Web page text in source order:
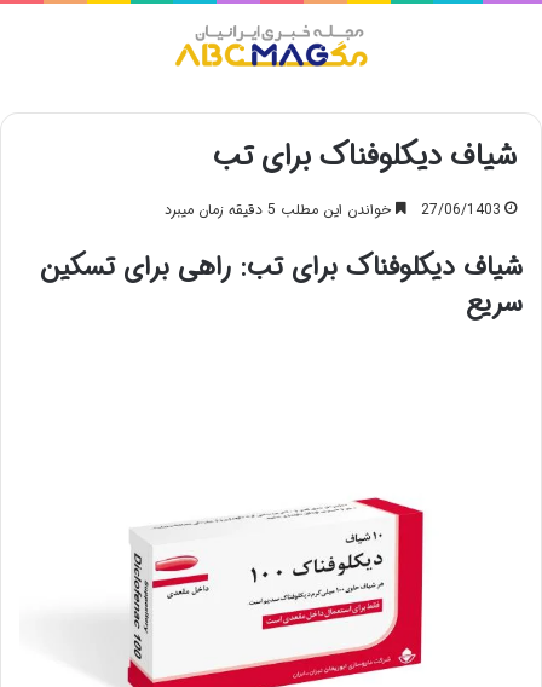
شیاف دیکلوفناک برای تب
27/06/1403 خواندن این مطلب 5 دقیقه زمان میبرد
شیاف دیکلوفناک برای تب: راهی برای تسکین
سریع